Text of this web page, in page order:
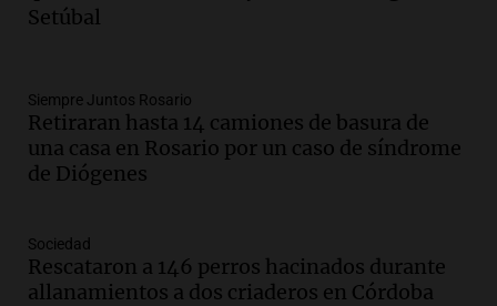
Gato Greco
Audio.Recomendaciones de vino
bonarda para disfrutar el fin de semana
en Mendoza
Panorama Federal
Audio.
en la Sociedad Rural de Bulaya con
actividades para toda la familia
Setúbal
Siempre Juntos Rosario
Retiraran hasta 14 camiones de basura de
una casa en Rosario por un caso de síndrome
de Diógenes
Sociedad
Rescataron a 146 perros hacinados durante
allanamientos a dos criaderos en Córdoba